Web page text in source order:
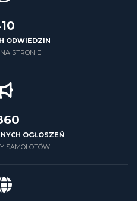
ODWIEDZIN
STRONIE
OGŁOSZEŃ
SAMOLOTÓW